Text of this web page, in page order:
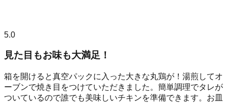
5.0
見た目もお味も大満足！
箱を開けると真空パックに入った大きな丸鶏が！湯煎してオ
ーブンで焼き目をつけていただきました。簡単調理でタレが
ついているので誰でも美味しいチキンを準備できます。お皿